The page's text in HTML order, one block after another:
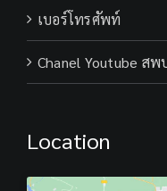
เบอร์โทรศัพท์
Chanel Youtube สพ
Location